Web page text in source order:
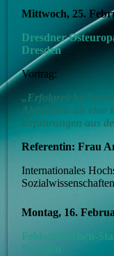
Mittwoch, 25.
Dresdner
Dresden
Vortrag:
„Erfolgreiche
Aktivitäten als
Erfahrungen aus
Referentin: Frau
Internationales
Sozialwissenschaften
Montag, 16.
Feldschlößchen-
Dresden